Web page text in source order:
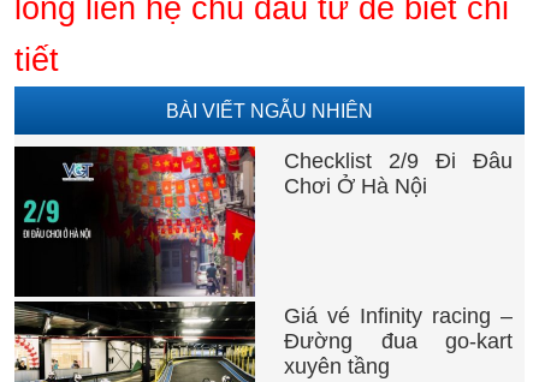
lòng liên hệ chủ đầu tư để biết chi
tiết
BÀI VIẾT NGẪU NHIÊN
Checklist 2/9 Đi Đâu
Chơi Ở Hà Nội
Giá vé Infinity racing –
Đường đua go-kart
xuyên tầng